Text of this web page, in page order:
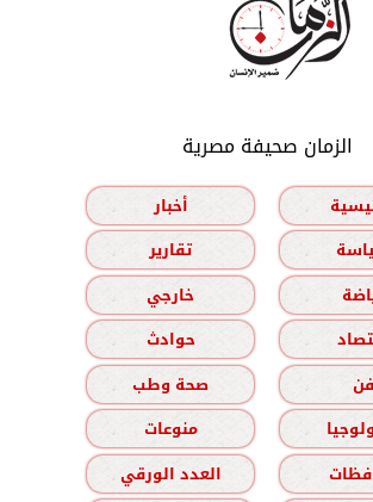
الزمان صحيفة مصرية
أخبار
تقارير
خارجي
حوادث
فن
صحة وطب
منوعات
العدد الورقي